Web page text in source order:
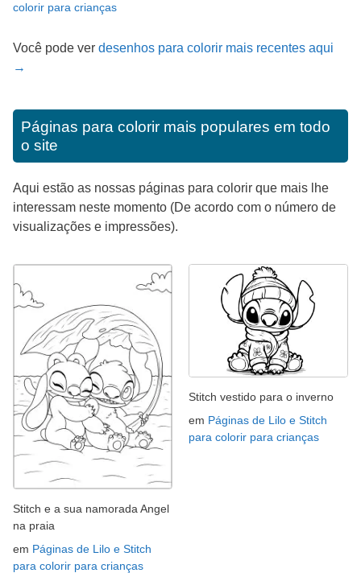
colorir para crianças
Você pode ver desenhos para colorir mais recentes aqui
→
Páginas para colorir mais populares em todo
o site
Aqui estão as nossas páginas para colorir que mais lhe
interessam neste momento (De acordo com o número de
visualizações e impressões).
Stitch e a sua namorada Angel
na praia
em Páginas de Lilo e Stitch
para colorir para crianças
Stitch vestido para o inverno
em Páginas de Lilo e Stitch
para colorir para crianças